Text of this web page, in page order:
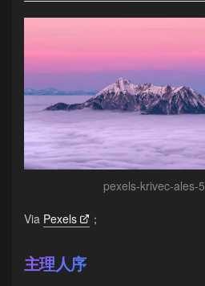
pexels-krivec-ales-
Via Pexels ；
主理人序